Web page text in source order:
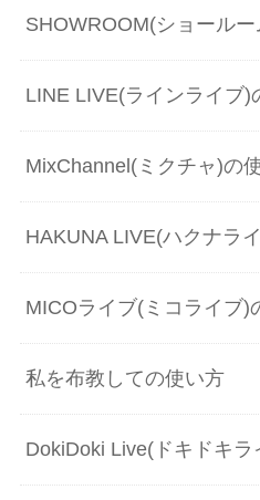
SHOWROOM(ショール
LINE LIVE(ラインライブ)
MixChannel(ミクチャ)の
HAKUNA LIVE(ハクナラ
MICOライブ(ミコライブ)
私を布教しての使い方
DokiDoki Live(ドキドキ